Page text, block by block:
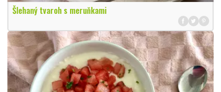
Šlehaný tvaroh s meruňkami